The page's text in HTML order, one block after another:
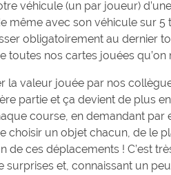
véhicule (un par joueur)
même avec son véhicule sur 5
obligatoirement au dernier
nos cartes jouées qu’on
la valeur jouée par nos
partie et ça devient de plus
course, en demandant par
un objet chacun, de le
de ces déplacements ! C’est
et, connaissant un